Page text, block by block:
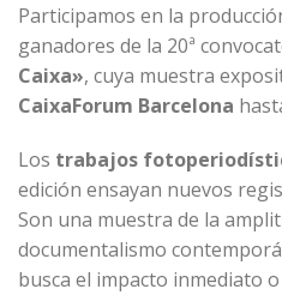
Participamos en la
ganadores de la 20ª
Caixa», cuya muestra
CaixaForum Barcelona
Los trabajos
edición ensayan nuevos
Son una muestra de la
documentalismo
busca el impacto inmediato